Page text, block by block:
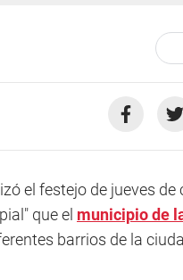
el festejo de jueves de
que el municipio de
barrios de la